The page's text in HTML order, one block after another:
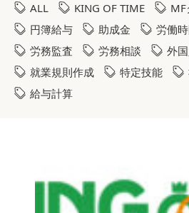
ALL KING OF TIME
円簿給与
助成金
労働
労務監査
労務相談
外
就業規則作成
特定技能
給与計算